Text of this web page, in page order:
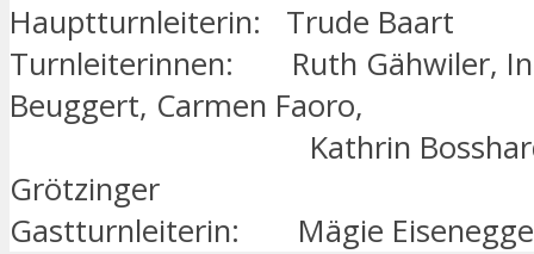
Hauptturnleiterin: Trude Baart
Turnleiterinnen: Ruth Gähwiler,
Beuggert, Carmen Faoro,
Kathrin Bosshard
Grötzinger
Gastturnleiterin: Mägie